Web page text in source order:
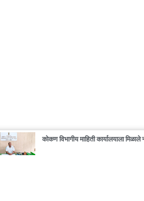
कोकण विभागीय माहिती कार्यालयाला